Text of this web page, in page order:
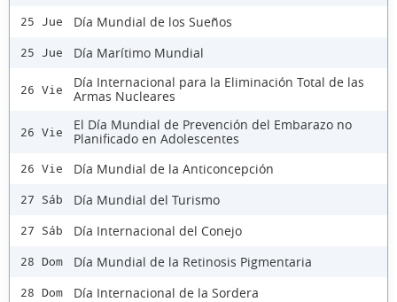
25 Jue Día Mundial de los Sueños
25 Jue Día Marítimo Mundial
26 Vie
Día Internacional para la Eliminación Total de las
Armas Nucleares
26 Vie
El Día Mundial de Prevención del Embarazo no
Planificado en Adolescentes
26 Vie Día Mundial de la Anticoncepción
27 Sáb Día Mundial del Turismo
27 Sáb Día Internacional del Conejo
28 Dom Día Mundial de la Retinosis Pigmentaria
28 Dom Día Internacional de la Sordera